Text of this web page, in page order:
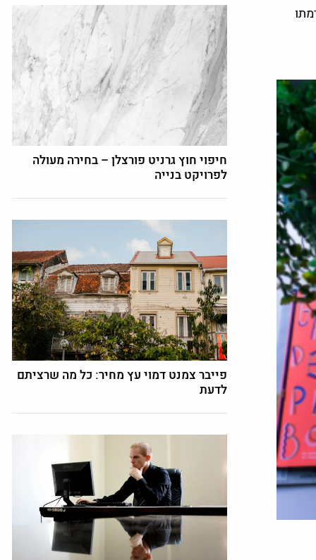
חיפוי חוץ גרניט פורצלן – בחירה מעולה
לפרויקט בנייה
פייבר צמנט דמוי עץ מחיר: כל מה שרציתם
לדעת